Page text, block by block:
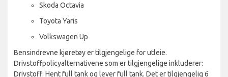
Skoda Octavia
Toyota Yaris
Volkswagen Up
Bensindrevne kjøretøy er tilgjengelige for utleie.
Drivstoffpolicyalternativene som er tilgjengelige inkluderer:
Drivstoff: Hent full tank og lever full tank. Det er tilgjengelig 6